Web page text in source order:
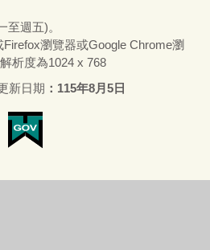
至週五)。
瀏覽器或Google Chrome瀏
析度為1024 x 768
新日期 115年8月5日